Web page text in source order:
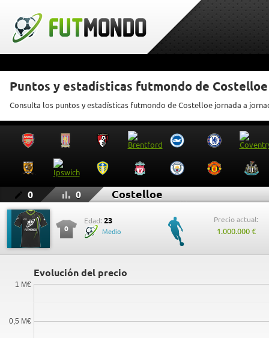
Puntos y estadísticas futmondo de Costelloe
Consulta los puntos y estadísticas futmondo de Costelloe jornada a
0 0 Costelloe
0
Edad: 23
Medio
Precio actual:
1.000.000 €
Evolución del precio
0,5 M€
1 M€